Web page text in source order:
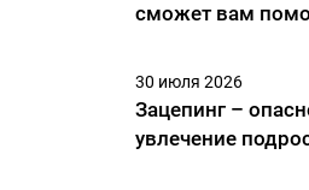
сможет вам
30 июля 2026
Зацепинг –
увлечение